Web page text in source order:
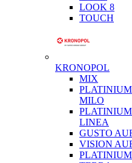
LOOK 8
TOUCH
KRONOPOL
MIX
PLATINIUM
MILO
PLATINIUM
LINEA
GUSTO
VISION
PLATINIUM